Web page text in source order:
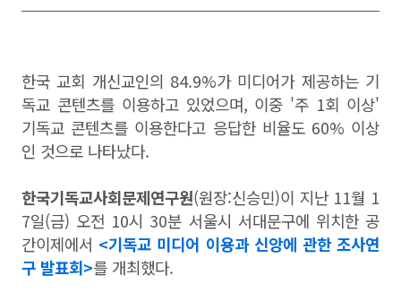
한국 교회 개신교인의 84.9%가 미디어가 제공하는 기
독교 콘텐츠를 이용하고 있었으며, 이중 '주 1회 이상'
기독교 콘텐츠를 이용한다고 응답한 비율도 60% 이상
인 것으로 나타났다.
한국기독교사회문제연구원(원장:신승민)이 지난 11월 1
7일(금) 오전 10시 30분 서울시 서대문구에 위치한 공
간이제에서 <기독교 미디어 이용과 신앙에 관한 조사연
구 발표회>를 개최했다.